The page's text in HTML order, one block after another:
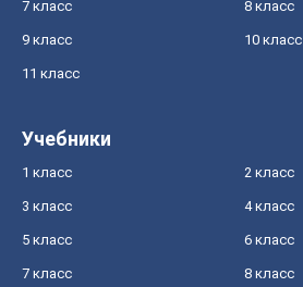
7 класс 8 класс
9 класс 10 класс
11 класс
Учебники
1 класс 2 класс
3 класс 4 класс
5 класс 6 класс
7 класс 8 класс